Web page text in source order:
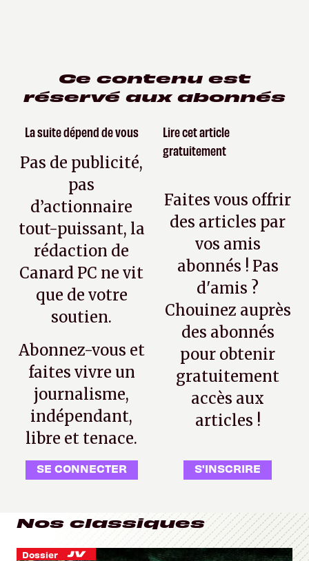
Ce contenu est
réservé aux abonnés
La suite dépend de vous
Pas de publicité,
pas
d’actionnaire
tout-puissant, la
rédaction de
Canard PC ne vit
que de votre
soutien.
Abonnez-vous et
faites vivre un
journalisme,
indépendant,
libre et tenace.
SE CONNECTER
Lire cet article
gratuitement
Faites vous offrir
des articles par
vos amis
abonnés ! Pas
d'amis ?
Chouinez auprès
des abonnés
pour obtenir
gratuitement
accès aux
articles !
S'INSCRIRE
Nos classiques
Dossier